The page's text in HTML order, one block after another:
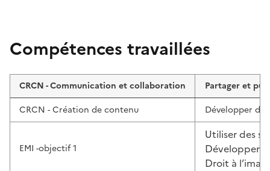
Compétences travaillées
CRCN - Communication et collaboration
Partager et
CRCN - Création de contenu
Développer
EMI -objectif 1
Utiliser des
Développer
Droit à